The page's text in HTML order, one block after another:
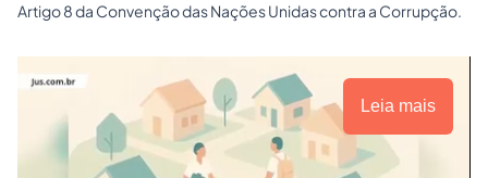
Artigo 8 da Convenção das Nações Unidas contra a Corrupção.
Leia mais